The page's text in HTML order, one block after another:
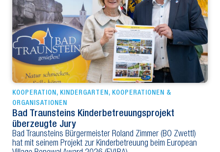
KOOPERATION , KINDERGARTEN , KOOPERATIONEN &
ORGANISATIONEN
Bad Traunsteins Kinderbetreuungsprojekt
überzeugte Jury
Bad Traunsteins Bürgermeister Roland Zimmer (BO Zwettl)
hat mit seinem Projekt zur Kinderbetreuung beim European